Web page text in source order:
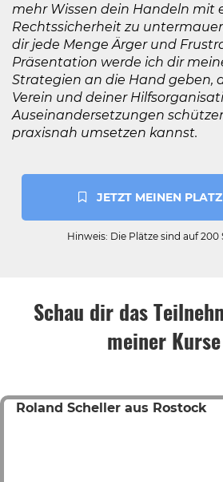
mehr Wissen dein Handeln mit
Rechtssicherheit zu
dir jede Menge Ärger und
Präsentation werde ich dir
Strategien an die Hand geben,
Verein und deiner
Auseinandersetzungen
praxisnah umsetzen kannst.
JETZT MEINEN
Hinweis: Die Plätze sind auf
Schau dir das
meiner
Roland Scheller aus Rostock